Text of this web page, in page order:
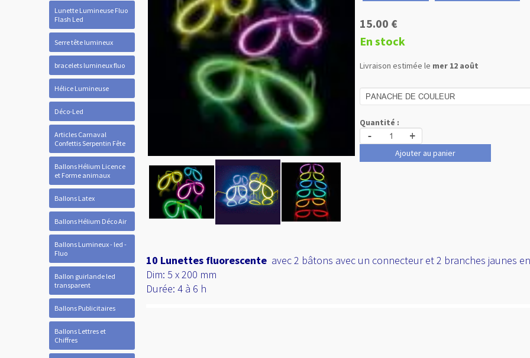
Lunette Lumineuse Fluo
Flash Led
Serre tête lumineux
bracelets lumineux fluo
Hélice Lumineuse
Déco-Led
Articles Carnaval
Confettis Serpentin Fête
Ballons Hélium Licence
et Forme animaux
Ballons Latex
Ballons Hélium Déco Air
Ballons Lumineux - led -
Fluo
Ballon guirlande led
transparent
Ballons Publicitaires
Ballons Lettres et
Chiffres
15.00 €
En stock
Livraison estimée le mer 12 août
Quantité :
- +
Ajouter au panier
10 Lunettes fluorescente avec 2 bâtons avec un connecteur et 2 branches jaunes
Dim: 5 x 200 mm
Durée: 4 à 6 h